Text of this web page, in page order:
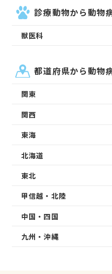
診療動物から動物
獣医科
都道府県から動物
関東
関西
東海
北海道
東北
甲信越・北陸
中国・四国
九州・沖縄